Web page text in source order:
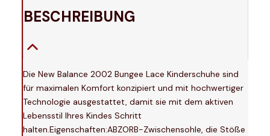
BESCHREIBUNG
Die New Balance 2002 Bungee Lace Kinderschuhe sind
für maximalen Komfort konzipiert und mit hochwertiger
Technologie ausgestattet, damit sie mit dem aktiven
Lebensstil Ihres Kindes Schritt
halten.Eigenschaften:ABZORB-Zwischensohle, die Stöße